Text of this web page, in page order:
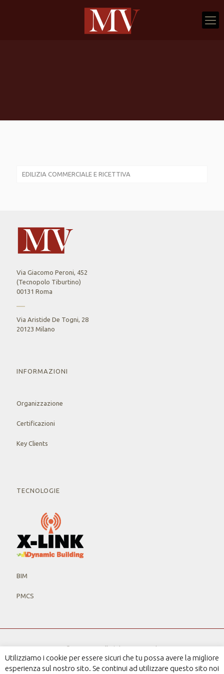
EDILIZIA COMMERCIALE E RICETTIVA
Via Giacomo Peroni, 452
(Tecnopolo Tiburtino)
00131 Roma
Via Aristide De Togni, 28
20123 Milano
INFORMAZIONI
Organizzazione
Certificazioni
Key Clients
TECNOLOGIE
BIM
PMCS
© 2019 MV. All Rights Reserved.
P.IVA 12568851005
Privacy Policy
Utilizziamo i cookie per essere sicuri che tu possa avere la migliore
esperienza sul nostro sito. Se continui ad utilizzare questo sito noi